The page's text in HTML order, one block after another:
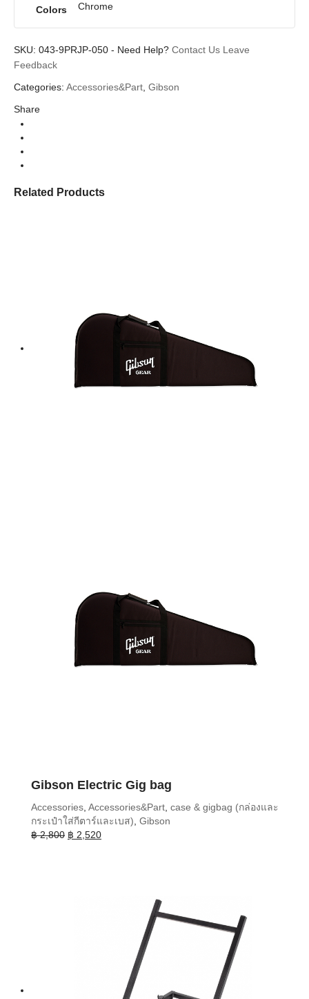
Colors Chrome
SKU: 043-9PRJP-050 - Need Help? Contact Us Leave
Feedback
Categories: Accessories&Part, Gibson
Share
Related Products
Gibson Electric Gig bag
Accessories, Accessories&Part, case & gigbag (กล่องและ
กระเป๋าใส่กีตาร์และเบส), Gibson
฿2,800 Original
฿ 2,520Current